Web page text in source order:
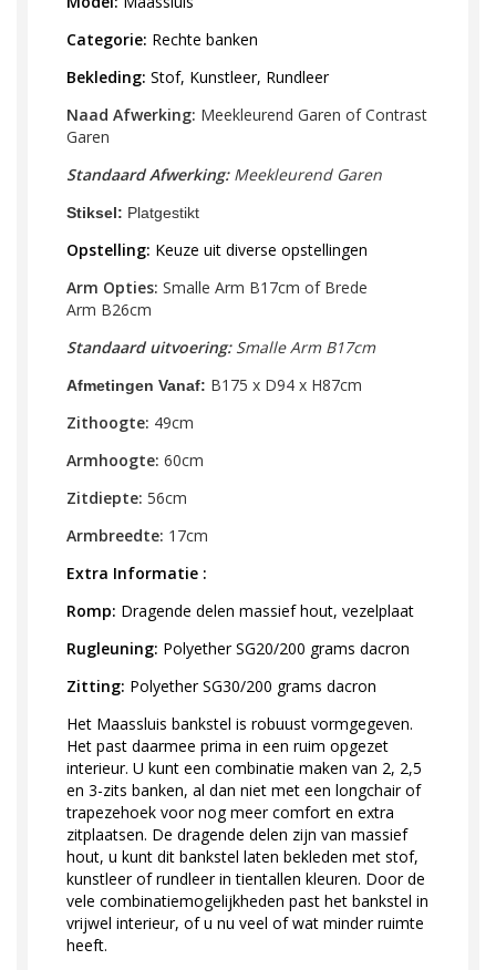
Categorie: Rechte banken
Bekleding: Stof, Kunstleer, Rundleer
Naad Afwerking: Meekleurend Garen of Contrast
Garen
Standaard Afwerking: Meekleurend Garen
Stiksel: Platgestikt
Opstelling: Keuze uit diverse opstellingen
Arm Opties: Smalle Arm B17cm of Brede
Arm B26cm
Standaard uitvoering:Smalle Arm B17cm
Afmetingen Vanaf: B175 x D94 x H87cm
Zithoogte: 49cm
Armhoogte: 60cm
Zitdiepte: 56cm
Armbreedte: 17cm
Extra Informatie :
Romp: Dragende delen massief hout, vezelplaat
Rugleuning: Polyether SG20/200 grams dacron
Zitting: Polyether SG30/200 grams dacron
Het Maassluis bankstel is robuust vormgegeven.
Het past daarmee prima in een ruim opgezet
interieur. U kunt een combinatie maken van 2, 2,5
en 3-zits banken, al dan niet met een longchair of
trapezehoek voor nog meer comfort en extra
zitplaatsen. De dragende delen zijn van massief
hout, u kunt dit bankstel laten bekleden met stof,
kunstleer of rundleer in tientallen kleuren. Door de
vele combinatiemogelijkheden past het bankstel in
vrijwel interieur, of u nu veel of wat minder ruimte
heeft.